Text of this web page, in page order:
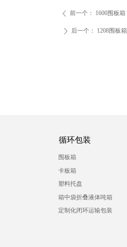
ꄴ 前一个： 1600围板箱
ꄲ 后一个： 1208围板箱
循环包装
围板箱
卡板箱
塑料托盘
箱中袋折叠液体吨箱
定制化闭环运输包装